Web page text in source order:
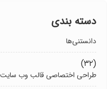
دسته بندی
دانستنی‌ها
(۳۲)
طراحی اختصاصی قالب وب سایت